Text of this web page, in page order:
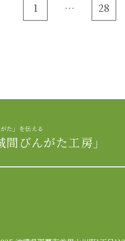
1 … 28
た」を伝える
びんがた工房」